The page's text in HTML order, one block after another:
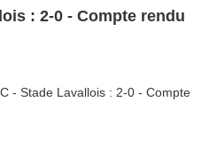
: 2-0 - Compte rendu